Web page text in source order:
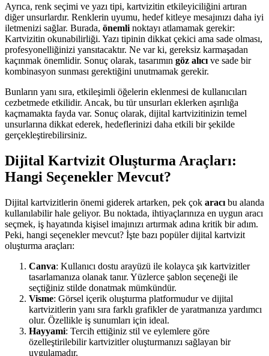
Ayrıca, renk seçimi ve yazı tipi, kartvizitin etkileyiciliğini artıran
diğer unsurlardır. Renklerin uyumu, hedef kitleye mesajınızı daha iyi
iletmenizi sağlar. Burada, önemli noktayı atlamamak gerekir:
Kartvizitin okunabilirliği. Yazı tipinin dikkat çekici ama sade olması,
profesyonelliğinizi yansıtacaktır. Ne var ki, gereksiz karmaşadan
kaçınmak önemlidir. Sonuç olarak, tasarımın göz alıcı ve sade bir
kombinasyon sunması gerektiğini unutmamak gerekir.
Bunların yanı sıra, etkileşimli öğelerin eklenmesi de kullanıcıları
cezbetmede etkilidir. Ancak, bu tür unsurları eklerken aşırılığa
kaçmamakta fayda var. Sonuç olarak, dijital kartvizitinizin temel
unsurlarına dikkat ederek, hedeflerinizi daha etkili bir şekilde
gerçekleştirebilirsiniz.
Dijital Kartvizit Oluşturma Araçları:
Hangi Seçenekler Mevcut?
Dijital kartvizitlerin önemi giderek artarken, pek çok aracı bu alanda
kullanılabilir hale geliyor. Bu noktada, ihtiyaçlarınıza en uygun aracı
seçmek, iş hayatında kişisel imajınızı artırmak adına kritik bir adım.
Peki, hangi seçenekler mevcut? İşte bazı popüler dijital kartvizit
oluşturma araçları:
Canva: Kullanıcı dostu arayüzü ile kolayca şık kartvizitler
tasarlamanıza olanak tanır. Yüzlerce şablon seçeneği ile
seçtiğiniz stilde donatmak mümkündür.
Visme: Görsel içerik oluşturma platformudur ve dijital
kartvizitlerin yanı sıra farklı grafikler de yaratmanıza yardımcı
olur. Özellikle iş sunumları için ideal.
Hayyami: Tercih ettiğiniz stil ve eylemlere göre
özelleştirilebilir kartvizitler oluşturmanızı sağlayan bir
uygulamadır.